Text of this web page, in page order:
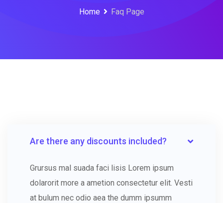
Home Faq Page
Are there any discounts included?
Grursus mal suada faci lisis Lorem ipsum
dolarorit more a ametion consectetur elit. Vesti
at bulum nec odio aea the dumm ipsumm